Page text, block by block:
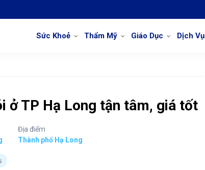
Sức Khoẻ Thẩm Mỹ Giáo Dục Dịch Vụ
ở TP Hạ Long tận tâm, giá tốt
Địa điểm
Thành phố Hạ Long